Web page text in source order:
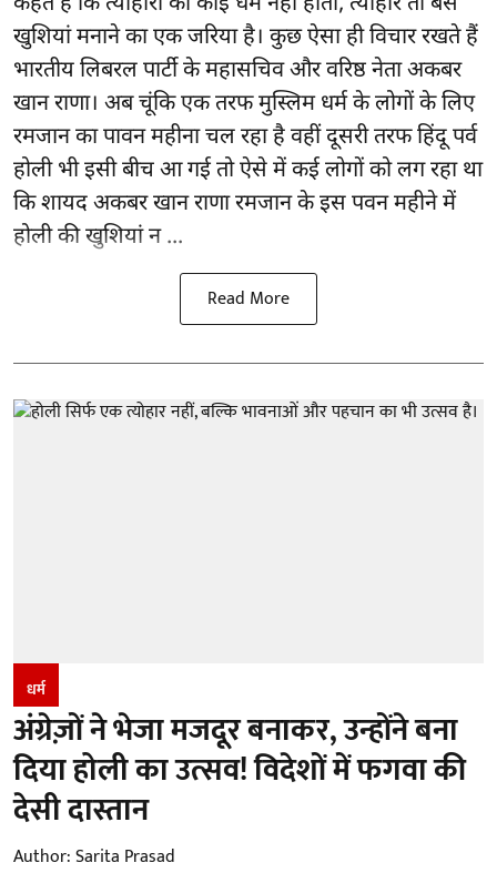
खुशियां मनाने का एक जरिया है। कुछ ऐसा ही विचार रखते हैं
भारतीय लिबरल पार्टी के महासचिव और वरिष्ठ नेता अकबर
खान राणा। अब चूंकि एक तरफ मुस्लिम धर्म के लोगों के लिए
रमजान का पावन महीना चल रहा है वहीं दूसरी तरफ हिंदू पर्व
होली भी इसी बीच आ गई तो ऐसे में कई लोगों को लग रहा था
कि शायद अकबर खान राणा रमजान के इस पवन महीने में
होली की खुशियां न ...
Read More
धर्म
अंग्रेज़ों ने भेजा मजदूर बनाकर, उन्होंने बना
दिया होली का उत्सव! विदेशों में फगवा की
देसी दास्तान
Author:Sarita Prasad